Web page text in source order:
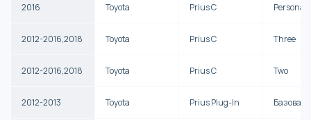
2016 Toyota Prius C Persona
2012-2016,2018 Toyota Prius C Three
2012-2016,2018 Toyota Prius C Two
2012-2013 Toyota Prius Plug-In Базовая